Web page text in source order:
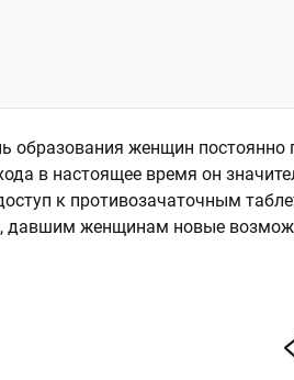
образования женщин
в настоящее время он
к противозачаточным
давшим женщинам новые